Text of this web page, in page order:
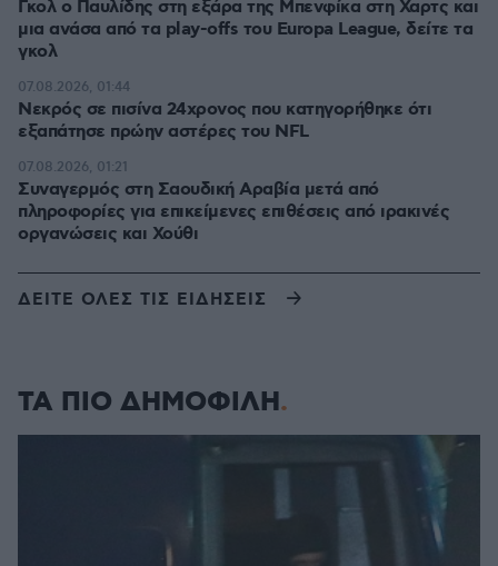
Γκολ ο Παυλίδης στη εξάρα της Μπενφίκα στη Χαρτς και
μια ανάσα από τα play-offs του Europa League, δείτε τα
γκολ
Νεκρός σε πισίνα 24χρονος που κατηγορήθηκε ότι
εξαπάτησε πρώην αστέρες του NFL
07.08.2026, 01:44
Συναγερμός στη Σαουδική Αραβία μετά από
πληροφορίες για επικείμενες επιθέσεις από ιρακινές
οργανώσεις και Χούθι
07.08.2026, 01:21
ΔΕΙΤΕ ΟΛΕΣ ΤΙΣ ΕΙΔΗΣΕΙΣ
ΤΑ ΠΙΟ ΔΗΜΟΦΙΛΗ